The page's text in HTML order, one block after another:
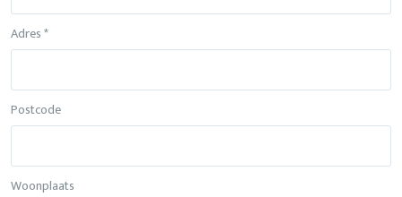
Adres *
Postcode
Woonplaats